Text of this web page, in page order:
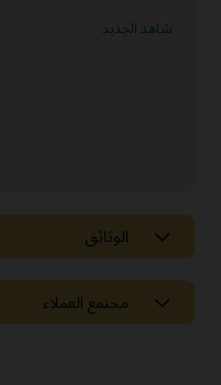
شاهد الجديد
الوثائق
مجتمع العملاء